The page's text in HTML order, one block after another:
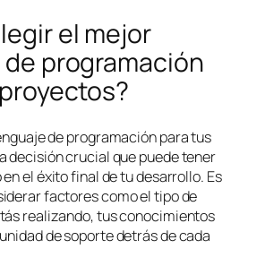
el mejor
programación
de programación para tus
decisión crucial que puede tener
el éxito final de tu desarrollo. Es
factores como el tipo de
realizando, tus conocimientos
de soporte detrás de cada